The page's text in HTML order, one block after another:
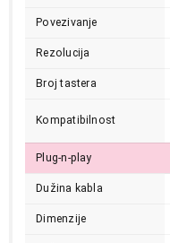
Povezivanje
Rezolucija
Broj tastera
Kompatibilnost
Plug-n-play
Dužina kabla
Dimenzije